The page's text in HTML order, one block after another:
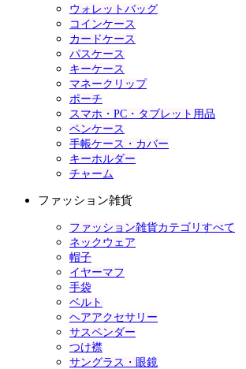
ウォレットバッグ
コインケース
カードケース
パスケース
キーケース
マネークリップ
ポーチ
スマホ・PC・タブレット用品
ペンケース
手帳ケース・カバー
キーホルダー
チャーム
ファッション雑貨
ファッション雑貨カテゴリすべて
ネックウェア
帽子
イヤーマフ
手袋
ベルト
ヘアアクセサリー
サスペンダー
つけ襟
サングラス・眼鏡